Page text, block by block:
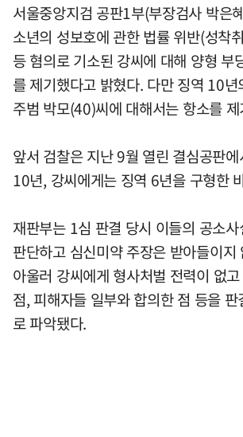
서울중앙지검 공판1부(부장검사 박은
소년의 성보호에 관한 법률 위반(성착
등 혐의로 기소된 강씨에 대해 양형 부
를 제기했다고 밝혔다. 다만 징역 10년
주범 박모(40)씨에 대해서는 항소를
앞서 검찰은 지난 9월 열린 결심공판
10년, 강씨에게는 징역 6년을 구형한
재판부는 1심 판결 당시 이들의 공소
판단하고 심신미약 주장은 받아들이지
아울러 강씨에게 형사처벌 전력이 없
점, 피해자들 일부와 합의한 점 등을
로 파악됐다.